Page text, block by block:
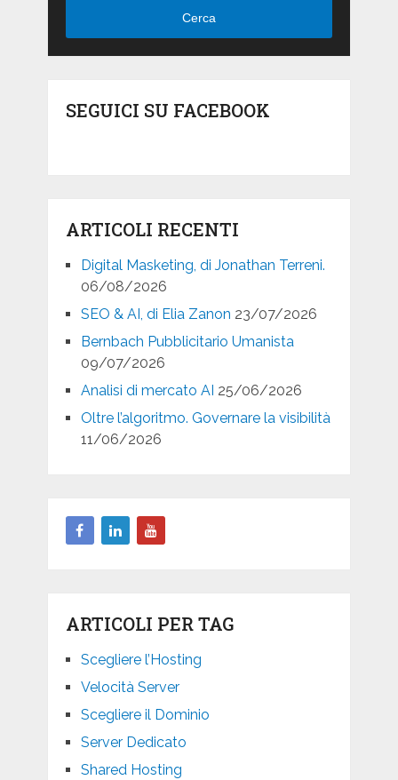
Cerca
SEGUICI SU FACEBOOK
ARTICOLI RECENTI
Digital Masketing, di Jonathan Terreni.
06/08/2026
SEO & AI, di Elia Zanon 23/07/2026
Bernbach Pubblicitario Umanista
09/07/2026
Analisi di mercato AI 25/06/2026
Oltre l’algoritmo. Governare la visibilità
11/06/2026
ARTICOLI PER TAG
Scegliere l’Hosting
Velocità Server
Scegliere il Dominio
Server Dedicato
Shared Hosting